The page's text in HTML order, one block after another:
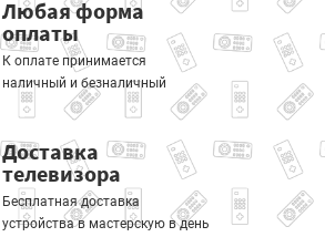
Любая форма
оплаты
К оплате принимается
наличный и безналичный
Доставка
телевизора
Бесплатная доставка
устройства в мастерскую в день